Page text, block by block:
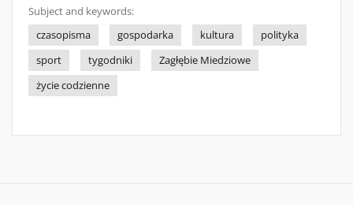
Subject and keywords:
czasopisma
gospodarka kultura
polityka
sport
tygodniki
Zagłębie Miedziowe
życie codzienne